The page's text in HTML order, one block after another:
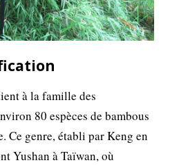
à la famille des
80 espèces de bambous
Ce genre, établi par Keng en
Yushan à Taïwan, où